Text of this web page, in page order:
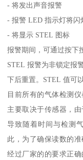
- 将发出声音报警
- 报警 LED 指示灯将闪
- 将显示 STEL 图标
报警期间，可通过按下
STEL 报警为非锁定报
下后重置。STEL 值可
目前所有的气体检测
主要取决于传感器，
导致随着时间与检测
此，为了确保读数的
经过厂家的的要求正